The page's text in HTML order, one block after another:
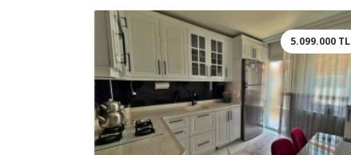
5.099.000 TL